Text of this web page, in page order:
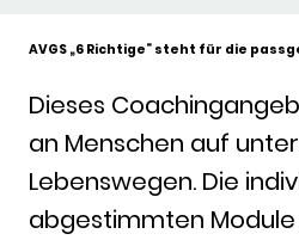
AVGS „6 Richtige“ steht für die
Dieses
an Menschen auf
Lebenswegen. Die
abgestimmten